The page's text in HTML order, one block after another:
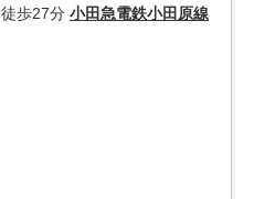
徒歩27分 小田急電鉄小田原線